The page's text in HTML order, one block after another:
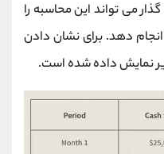
می تواند این محاسبه را
دهد. برای نشان دادن
نمایش داده شده است.